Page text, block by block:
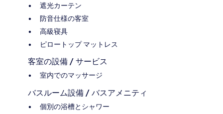
遮光カーテン
防音仕様の客室
高級寝具
ピロートップ マットレス
客室の設備 / サービス
室内でのマッサージ
バスルーム設備 / バスアメニティ
個別の浴槽とシャワー